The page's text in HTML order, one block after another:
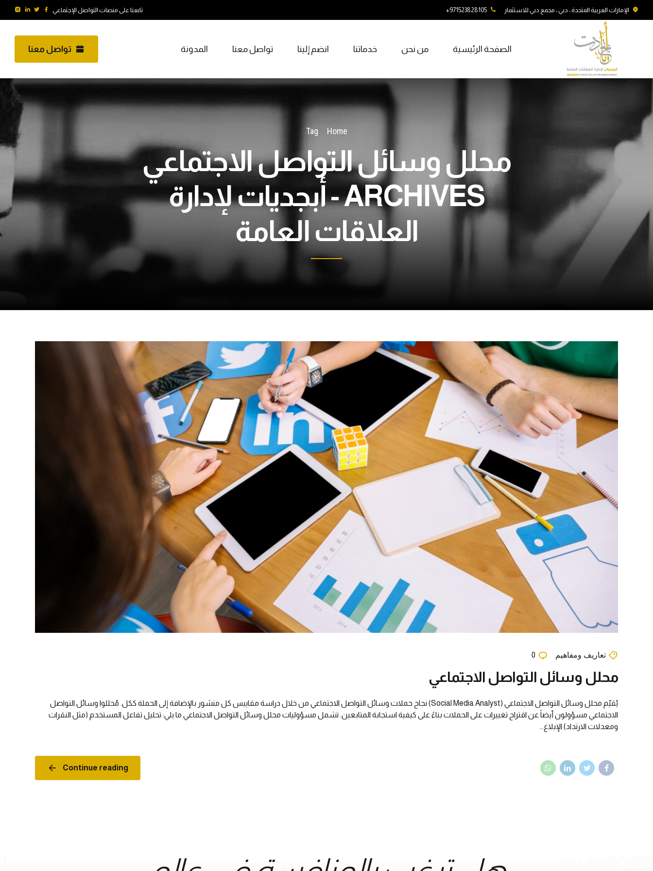
الإمارات العربية المتحدة ، دبي ، مجمع دبي للاستثمار 971523828105+ تابعنا على منصات التواصل الإجتماعي
تواصل معنا الصفحة الرئيسية من نحن خدماتنا انضم إلينا تواصل معنا المدونة
Home
Tag
محلل وسائل التواصل الاجتماعي
ARCHIVES - أبجديات لإدارة
العلاقات العامة
تعاريف ومفاهيم 0
محلل وسائل التواصل الاجتماعي
يُقيّم محلل وسائل التواصل الاجتماعي (Social Media Analyst) نجاح حملات وسائل التواصل الاجتماعي من خلال دراسة مقاييس كل منشور بالإضافة إلى الحملة ككل. مُحللوا وسائل التواصل
الاجتماعي مسؤولون أيضاً عن اقتراح تغييرات على الحملات بناءً على كيفية استجابة المتابعين. تشمل مسؤوليات محلل وسائل التواصل الاجتماعي ما يلي: تحليل تفاعل المستخدم (مثل النقرات
ومعدلات الارتداد) الإبلاغ...
Continue reading